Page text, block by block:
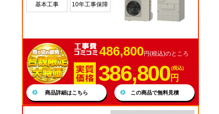
基本工事 10年工事保障
486,800円(税込)のところ
386,800(税込)
円
商品詳細はこちら この商品で無料見積